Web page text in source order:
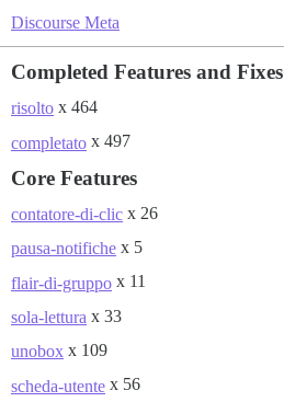
Discourse Meta
Completed Features and Fixes
risolto x 464
completato x 497
Core Features
contatore-di-clic x 26
pausa-notifiche x 5
flair-di-gruppo x 11
sola-lettura x 33
unobox x 109
scheda-utente x 56